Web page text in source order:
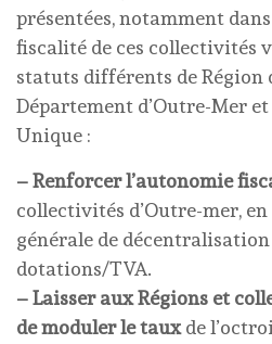
présentées, notamment
fiscalité de ces collectivités
statuts différents de Région
Département d’Outre-Mer
Unique :
– Renforcer l’autonomie
collectivités d’Outre-mer,
générale de décentralisation
dotations/TVA.
– Laisser aux Régions et
de moduler le tauxde